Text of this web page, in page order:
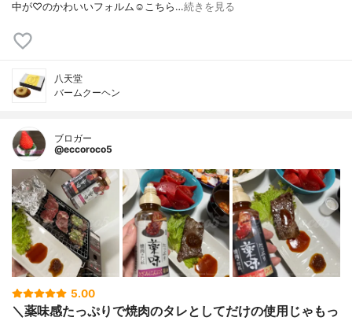
中が♡のかわいいフォルム☺こちら…続きを見る
八天堂
バームクーヘン
ブロガー
@eccoroco5
5.00
＼薬味感たっぷりで焼肉のタレとしてだけの使用じゃもっ